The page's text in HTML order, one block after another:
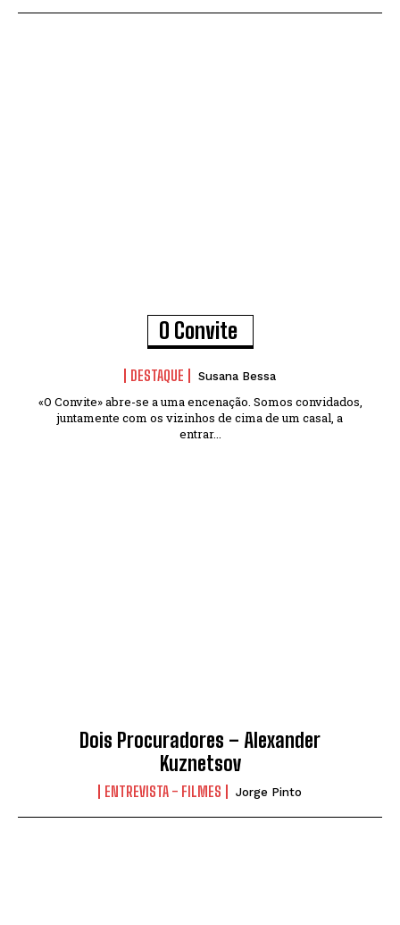
O Convite
DESTAQUE Susana Bessa
«O Convite» abre-se a uma encenação. Somos convidados,
juntamente com os vizinhos de cima de um casal, a
entrar...
Dois Procuradores – Alexander
Kuznetsov
ENTREVISTA - FILMES Jorge Pinto